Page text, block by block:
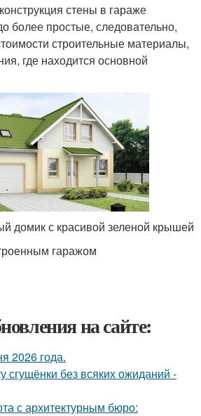
стены в гараже
более простые, следовательно,
строительные материалы,
где находится основной
домик с красивой зеленой крышей
гаражом
на сайте:
2026 года.
сгущёнки без всяких ожиданий -
с архитектурным бюро: